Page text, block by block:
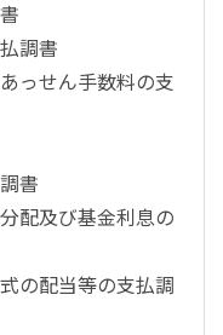
調書
っせん手数料の支
書
配及び基金利息の
の配当等の支払調